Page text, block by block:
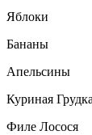
Яблоки
Бананы
Апельсины
Куриная Грудка
Филе Лосося